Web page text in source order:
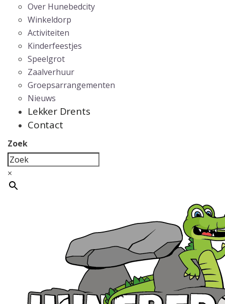
Over Hunebedcity
Winkeldorp
Activiteiten
Kinderfeestjes
Speelgrot
Zaalverhuur
Groepsarrangementen
Nieuws
Lekker Drents
Contact
Zoek
×